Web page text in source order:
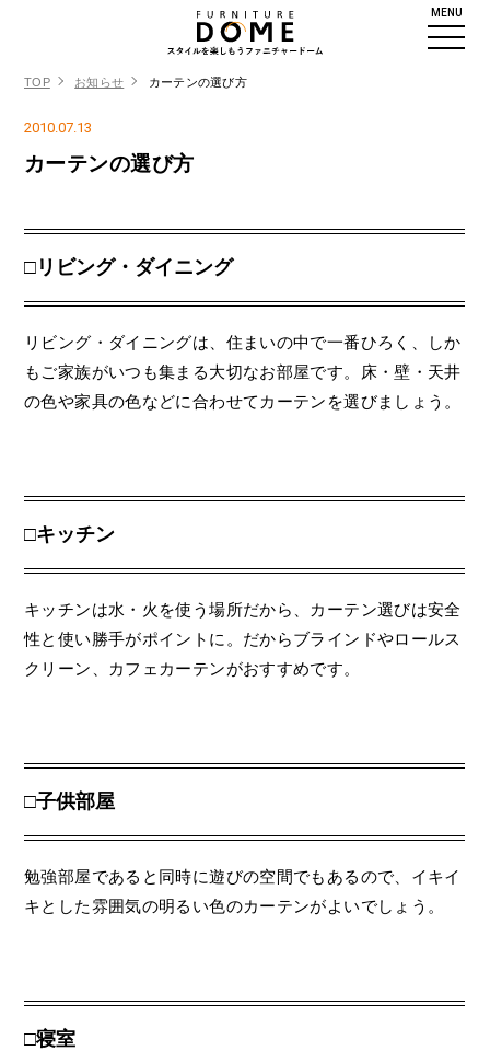
MENU
TOP お知らせ カーテンの選び方
2010.07.13
カーテンの選び方
□リビング・ダイニング
リビング・ダイニングは、住まいの中で一番ひろく、しか
もご家族がいつも集まる大切なお部屋です。床・壁・天井
の色や家具の色などに合わせてカーテンを選びましょう。
□キッチン
キッチンは水・火を使う場所だから、カーテン選びは安全
性と使い勝手がポイントに。だからブラインドやロールス
クリーン、カフェカーテンがおすすめです。
□子供部屋
勉強部屋であると同時に遊びの空間でもあるので、イキイ
キとした雰囲気の明るい色のカーテンがよいでしょう。
□寝室